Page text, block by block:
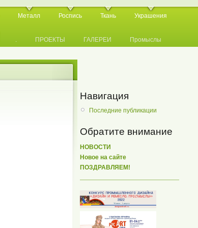
Металл Роспись Ткань Украшения
. ПРОЕКТЫ ГАЛЕРЕИ Промыслы
Навигация
Последние публикации
Обратите внимание
НОВОСТИ
Новое на сайте
ПОЗДРАВЛЯЕМ!